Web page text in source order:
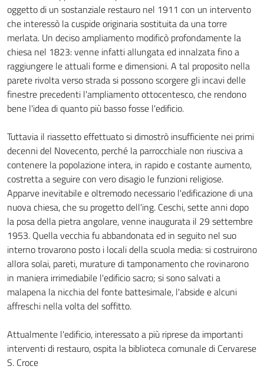
oggetto di un sostanziale restauro nel 1911 con un intervento
che interessò la cuspide originaria sostituita da una torre
merlata. Un deciso ampliamento modificò profondamente la
chiesa nel 1823: venne infatti allungata ed innalzata fino a
raggiungere le attuali forme e dimensioni. A tal proposito nella
parete rivolta verso strada si possono scorgere gli incavi delle
finestre precedenti l'ampliamento ottocentesco, che rendono
bene l'idea di quanto più basso fosse l'edificio.
Tuttavia il riassetto effettuato si dimostrò insufficiente nei primi
decenni del Novecento, perché la parrocchiale non riusciva a
contenere la popolazione intera, in rapido e costante aumento,
costretta a seguire con vero disagio le funzioni religiose.
Apparve inevitabile e oltremodo necessario l'edificazione di una
nuova chiesa, che su progetto dell'ing. Ceschi, sette anni dopo
la posa della pietra angolare, venne inaugurata il 29 settembre
1953. Quella vecchia fu abbandonata ed in seguito nel suo
interno trovarono posto i locali della scuola media: si costruirono
allora solai, pareti, murature di tamponamento che rovinarono
in maniera irrimediabile l'edificio sacro; si sono salvati a
malapena la nicchia del fonte battesimale, l'abside e alcuni
affreschi nella volta del soffitto.
Attualmente l'edificio, interessato a più riprese da importanti
interventi di restauro, ospita la biblioteca comunale di Cervarese
S. Croce